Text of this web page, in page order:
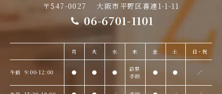
〒547-0027大阪市平野区喜連1-1-11
06-6701-1101
月 火 水 木 金 土 日・祝
午前 9:00-12:00 ● ● ●
診察
手術
● ● ／